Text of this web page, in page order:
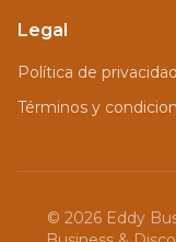
Legal
Política de privacidad
Términos y
© 2026 Eddy